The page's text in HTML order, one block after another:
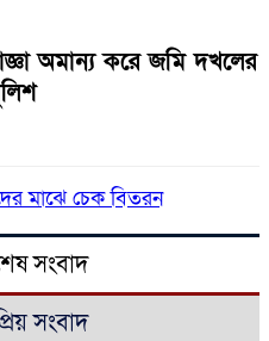
অমান্য করে জমি দখলের
মাঝে চেক বিতরন
সংবাদ
সংবাদ